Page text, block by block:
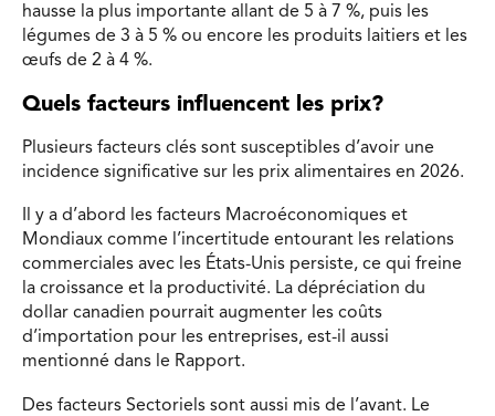
hausse la plus importante allant de 5 à 7 %, puis les
légumes de 3 à 5 % ou encore les produits laitiers et les
œufs de 2 à 4 %.
Quels facteurs influencent les prix?
Plusieurs facteurs clés sont susceptibles d’avoir une
incidence significative sur les prix alimentaires en 2026.
Il y a d’abord les facteurs Macroéconomiques et
Mondiaux comme l’incertitude entourant les relations
commerciales avec les États-Unis persiste, ce qui freine
la croissance et la productivité. La dépréciation du
dollar canadien pourrait augmenter les coûts
d’importation pour les entreprises, est-il aussi
mentionné dans le Rapport.
Des facteurs Sectoriels sont aussi mis de l’avant. Le